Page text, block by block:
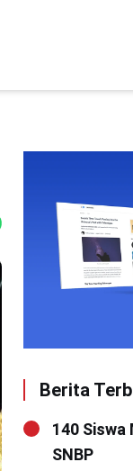
Berita
140 Siswa
SNBP